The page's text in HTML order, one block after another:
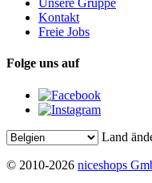
Unsere Gruppe
Kontakt
Freie Jobs
Folge uns auf
Land
© 2010-2026 niceshops